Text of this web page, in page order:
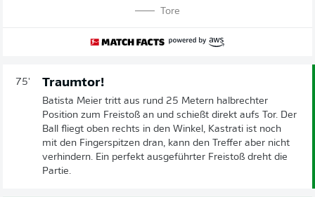
Tore
75' Traumtor!
Batista Meier tritt aus rund 25 Metern halbrechter
Position zum Freistoß an und schießt direkt aufs Tor. Der
Ball fliegt oben rechts in den Winkel, Kastrati ist noch
mit den Fingerspitzen dran, kann den Treffer aber nicht
verhindern. Ein perfekt ausgeführter Freistoß dreht die
Partie.